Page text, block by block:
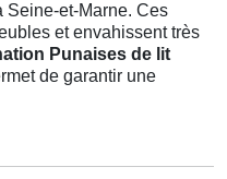
Seine-et-Marne. Ces
et envahissent très
Punaises de lit
de garantir une